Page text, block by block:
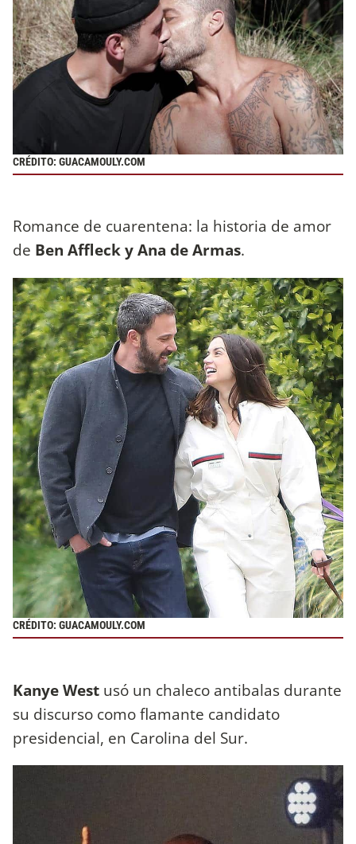
CRÉDITO: GUACAMOULY.COM
Romance de cuarentena: la historia de amor
de Ben Affleck y Ana de Armas.
CRÉDITO: GUACAMOULY.COM
Kanye West usó un chaleco antibalas durante
su discurso como flamante candidato
presidencial, en Carolina del Sur.